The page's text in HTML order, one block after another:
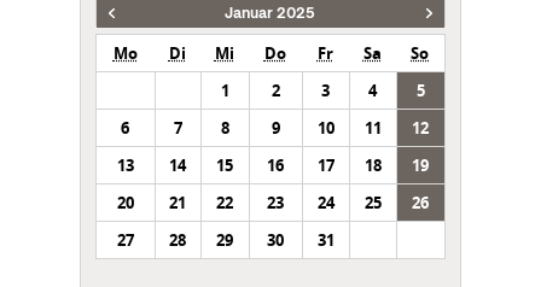
Januar 2025
Mo Di Mi Do Fr Sa
So
1
2 3 4
5
6
7 8 9 10 11
12
13
14 15 16 17 18
19
20
21 22 23 24 25
26
27
28 29 30 31